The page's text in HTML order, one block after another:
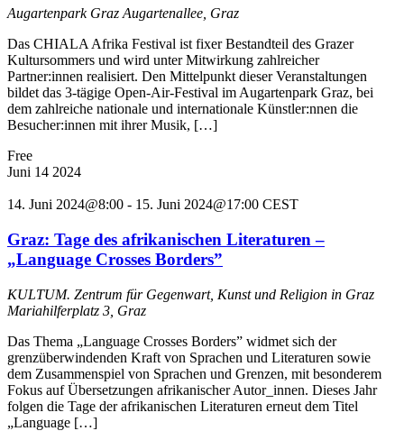
Augartenpark Graz Augartenallee, Graz
Das CHIALA Afrika Festival ist fixer Bestandteil des Grazer
Kultursommers und wird unter Mitwirkung zahlreicher
Partner:innen realisiert. Den Mittelpunkt dieser Veranstaltungen
bildet das 3-tägige Open-Air-Festival im Augartenpark Graz, bei
dem zahlreiche nationale und internationale Künstler:nnen die
Besucher:innen mit ihrer Musik, […]
Free
Juni 14 2024
14. Juni 2024@8:00 - 15. Juni 2024@17:00 CEST
Graz: Tage des afrikanischen Literaturen –
„Language Crosses Borders”
KULTUM. Zentrum für Gegenwart, Kunst und Religion in Graz
Mariahilferplatz 3, Graz
Das Thema „Language Crosses Borders” widmet sich der
grenzüberwindenden Kraft von Sprachen und Literaturen sowie
dem Zusammenspiel von Sprachen und Grenzen, mit besonderem
Fokus auf Übersetzungen afrikanischer Autor_innen. Dieses Jahr
folgen die Tage der afrikanischen Literaturen erneut dem Titel
„Language […]